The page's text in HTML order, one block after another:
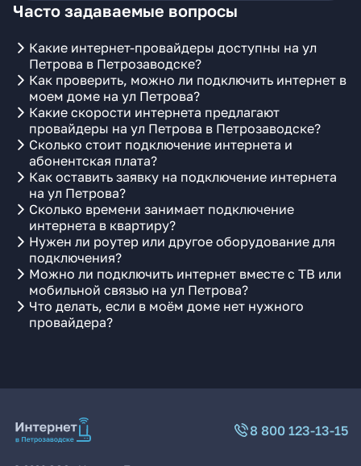
Часто задаваемые вопросы
Какие интернет-провайдеры доступны на ул
Петрова в Петрозаводске?
Как проверить, можно ли подключить интернет в
моем доме на ул Петрова?
Какие скорости интернета предлагают
провайдеры на ул Петрова в Петрозаводске?
Сколько стоит подключение интернета и
абонентская плата?
Как оставить заявку на подключение интернета
на ул Петрова?
Сколько времени занимает подключение
интернета в квартиру?
Нужен ли роутер или другое оборудование для
подключения?
Можно ли подключить интернет вместе с ТВ или
мобильной связью на ул Петрова?
Что делать, если в моём доме нет нужного
провайдера?
8 800 123-13-15